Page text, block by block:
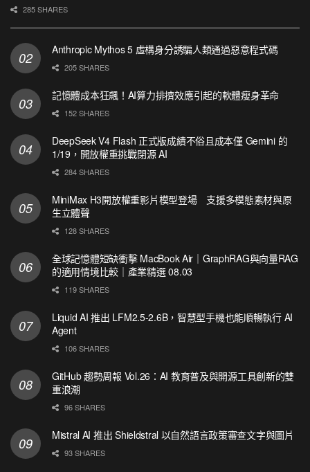
285 SHARES
Anthropic Mythos 5 虛構身分誘騙人類通過惡意程式碼
205 SHARES
記憶體成本狂飆！AI算力排擠效應引起的軟體瘦身革命
152 SHARES
DeepSeek V4 Flash 正式版成績不俗且成本僅 Gemini 的
1/19，開放權重挑戰閉源 AI
284 SHARES
MiniMax H3開放權重影片模型登場 支援多模態素材與原
生立體聲
128 SHARES
全球記憶體短缺衝擊 MacBook Air｜GraphRAG與向量RAG
的適用情境比較｜產業精選 08.03
119 SHARES
Liquid AI 推出 LFM2.5-2.6B，智慧型手機也能順暢執行 AI
Agent
106 SHARES
GitHub 趨勢周報 Vol.26：AI 教育普及與開源工具創新的雙
重浪潮
96 SHARES
Mistral AI 推出 Shieldstral 以自然語言政策審查文字與圖片
93 SHARES